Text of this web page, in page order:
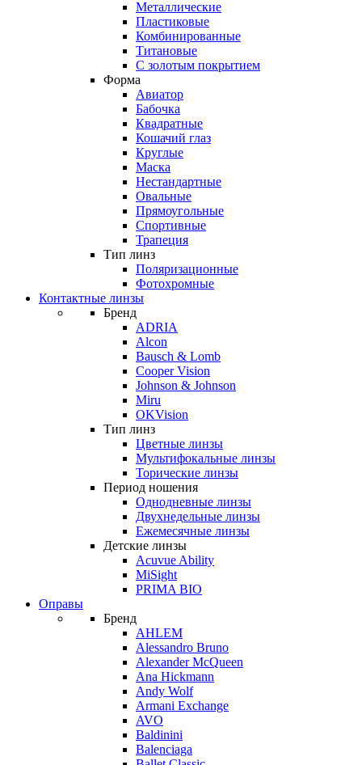
Металлические
Пластиковые
Комбинированные
Титановые
С золотым покрытием
Форма
Авиатор
Бабочка
Квадратные
Кошачий глаз
Круглые
Маска
Нестандартные
Овальные
Прямоугольные
Спортивные
Трапеция
Тип линз
Поляризационные
Фотохромные
Контактные линзы
Бренд
ADRIA
Alcon
Bausch & Lomb
Cooper Vision
Johnson & Johnson
Miru
OKVision
Тип линз
Цветные линзы
Мультифокальные линзы
Торические линзы
Период ношения
Однодневные линзы
Двухнедельные линзы
Ежемесячные линзы
Детские линзы
Acuvue Ability
MiSight
PRIMA BIO
Оправы
Бренд
AHLEM
Alessandro Bruno
Alexander McQueen
Ana Hickmann
Andy Wolf
Armani Exchange
AVO
Baldinini
Balenciaga